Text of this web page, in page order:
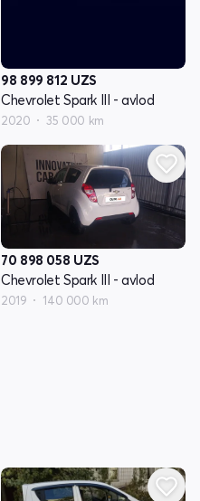
98 899 812 UZS
Chevrolet Spark III - avlod
2020 35 000 km
70 898 058 UZS
Chevrolet Spark III - avlod
2019 140 000 km